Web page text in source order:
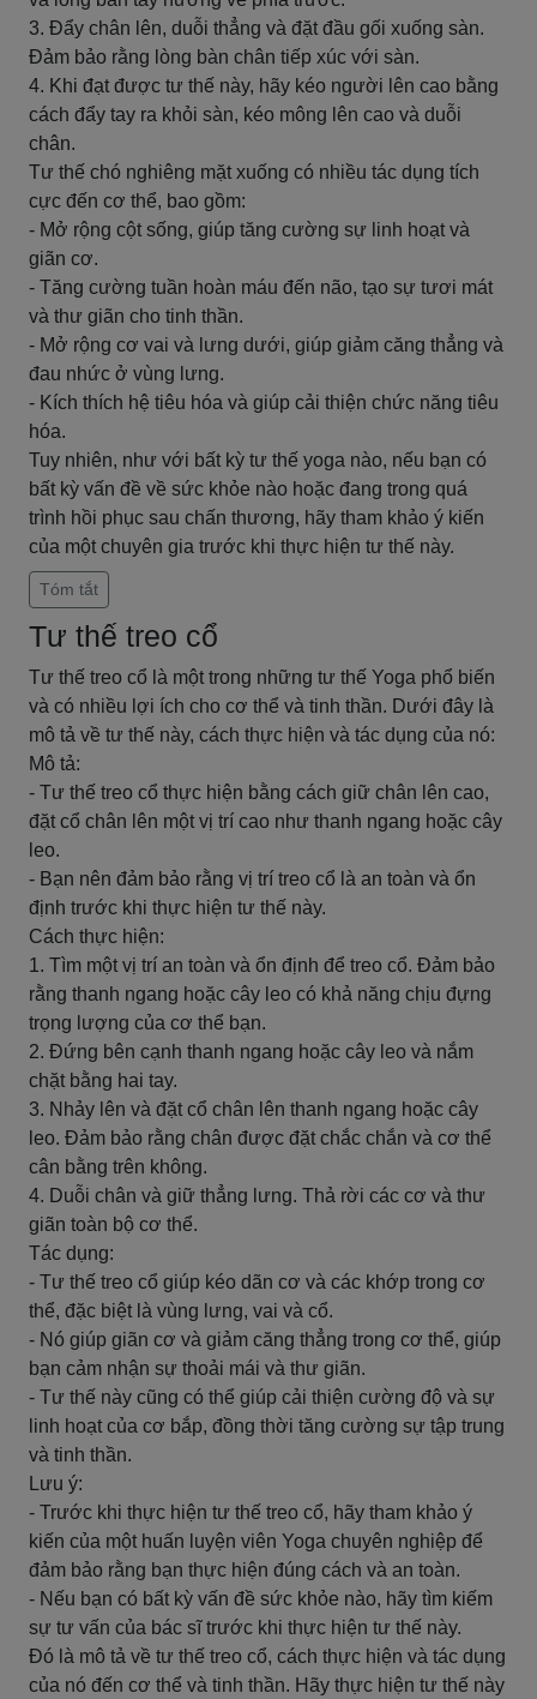
3. Đẩy chân lên, duỗi thẳng và đặt đầu gối xuống sàn.
Đảm bảo rằng lòng bàn chân tiếp xúc với sàn.
4. Khi đạt được tư thế này, hãy kéo người lên cao bằng
cách đẩy tay ra khỏi sàn, kéo mông lên cao và duỗi
chân.
Tư thế chó nghiêng mặt xuống có nhiều tác dụng tích
cực đến cơ thể, bao gồm:
- Mở rộng cột sống, giúp tăng cường sự linh hoạt và
giãn cơ.
- Tăng cường tuần hoàn máu đến não, tạo sự tươi mát
và thư giãn cho tinh thần.
- Mở rộng cơ vai và lưng dưới, giúp giảm căng thẳng và
đau nhức ở vùng lưng.
- Kích thích hệ tiêu hóa và giúp cải thiện chức năng tiêu
hóa.
Tuy nhiên, như với bất kỳ tư thế yoga nào, nếu bạn có
bất kỳ vấn đề về sức khỏe nào hoặc đang trong quá
trình hồi phục sau chấn thương, hãy tham khảo ý kiến ​​
của một chuyên gia trước khi thực hiện tư thế này.
Tóm tắt
Tư thế treo cổ
Tư thế treo cổ là một trong những tư thế Yoga phổ biến
và có nhiều lợi ích cho cơ thể và tinh thần. Dưới đây là
mô tả về tư thế này, cách thực hiện và tác dụng của nó:
Mô tả:
- Tư thế treo cổ thực hiện bằng cách giữ chân lên cao,
đặt cổ chân lên một vị trí cao như thanh ngang hoặc cây
leo.
- Bạn nên đảm bảo rằng vị trí treo cổ là an toàn và ổn
định trước khi thực hiện tư thế này.
Cách thực hiện:
1. Tìm một vị trí an toàn và ổn định để treo cổ. Đảm bảo
rằng thanh ngang hoặc cây leo có khả năng chịu đựng
trọng lượng của cơ thể bạn.
2. Đứng bên cạnh thanh ngang hoặc cây leo và nắm
chặt bằng hai tay.
3. Nhảy lên và đặt cổ chân lên thanh ngang hoặc cây
leo. Đảm bảo rằng chân được đặt chắc chắn và cơ thể
cân bằng trên không.
4. Duỗi chân và giữ thẳng lưng. Thả rời các cơ và thư
giãn toàn bộ cơ thể.
Tác dụng:
- Tư thế treo cổ giúp kéo dãn cơ và các khớp trong cơ
thể, đặc biệt là vùng lưng, vai và cổ.
- Nó giúp giãn cơ và giảm căng thẳng trong cơ thể, giúp
bạn cảm nhận sự thoải mái và thư giãn.
- Tư thế này cũng có thể giúp cải thiện cường độ và sự
linh hoạt của cơ bắp, đồng thời tăng cường sự tập trung
và tinh thần.
Lưu ý:
- Trước khi thực hiện tư thế treo cổ, hãy tham khảo ý
kiến ​​của một huấn luyện viên Yoga chuyên nghiệp để
đảm bảo rằng bạn thực hiện đúng cách và an toàn.
- Nếu bạn có bất kỳ vấn đề sức khỏe nào, hãy tìm kiếm
sự tư vấn của bác sĩ trước khi thực hiện tư thế này.
Đó là mô tả về tư thế treo cổ, cách thực hiện và tác dụng
của nó đến cơ thể và tinh thần. Hãy thực hiện tư thế này